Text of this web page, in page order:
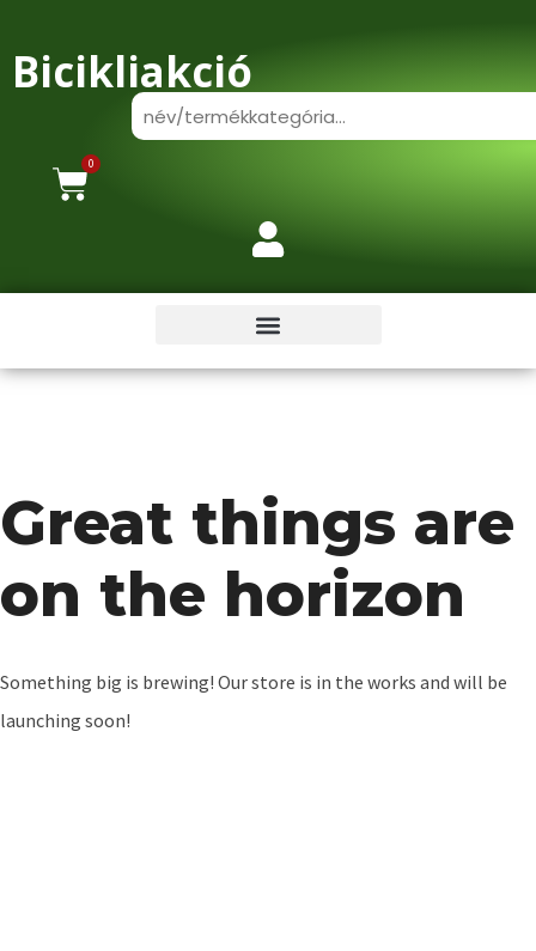
Bicikliakció
0
Great things are
on the horizon
Something big is brewing! Our store is in the works and will be
launching soon!